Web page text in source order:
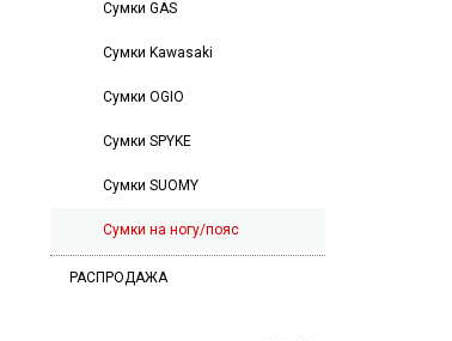
Сумки GAS
Сумки Kawasaki
Сумки OGIO
Сумки SPYKE
Сумки SUOMY
Сумки на ногу/пояс
РАСПРОДАЖА